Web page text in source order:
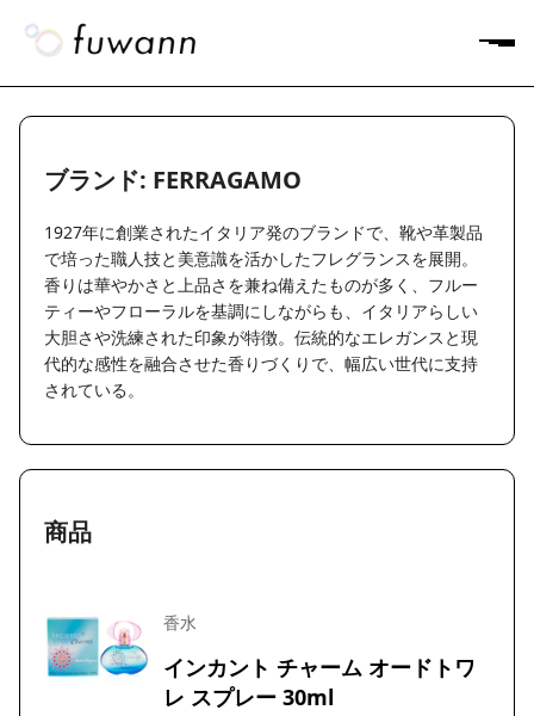
ブランド: FERRAGAMO
1927年に創業されたイタリア発のブランドで、靴や革製品
で培った職人技と美意識を活かしたフレグランスを展開。
香りは華やかさと上品さを兼ね備えたものが多く、フルー
ティーやフローラルを基調にしながらも、イタリアらしい
大胆さや洗練された印象が特徴。伝統的なエレガンスと現
代的な感性を融合させた香りづくりで、幅広い世代に支持
されている。
商品
香水
インカント チャーム オードトワ
レ スプレー 30ml